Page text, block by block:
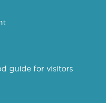
guide for visitors